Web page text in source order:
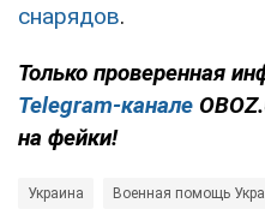
снарядов.
Только проверенная
Telegram-канале
на фейки!
Украина Военная помощь